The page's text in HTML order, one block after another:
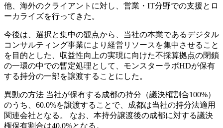
他、海外のクライアントに対し、営業・IT分野での支援とロ
ーカライズを行ってきた。
今後は、選択と集中の観点から、当社の本業であるデジタル
コンサルティング事業により経営リソースを集中させること
を目的とした、収益性向上の実現に向けた不採算拠点の閉鎖
の一環の中での暫定処理として、モンスターラボHDが保有
する持分の一部を譲渡することにした。
異動の方法 当社が保有する成都の持分（議決権割合100%）
のうち、60.0%を譲渡することで、成都は当社の持分法適用
関連会社となる。 なお、本持分譲渡後の成都に対する議決
権保有割合は40.0%となる。